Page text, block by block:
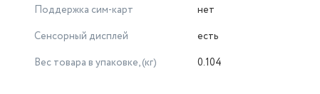
Поддержка сим-карт
нет
Сенсорный дисплей
есть
Вес товара в упаковке, (кг)
0.104